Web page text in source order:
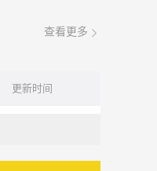
查看更多
更新时间